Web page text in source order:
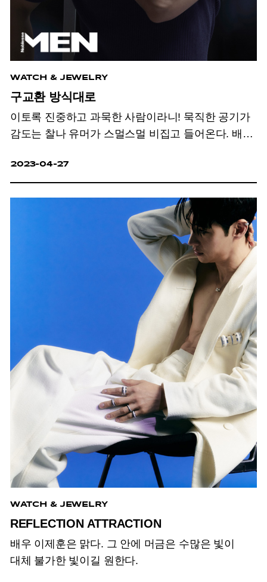
WATCH & JEWELRY
구교환 방식대로
이토록 진중하고 과묵한 사람이라니! 묵직한 공기가
감도는 찰나 유머가 스멀스멀 비집고 들어온다. 배우
밀당의 귀재이니.
2023-04-27
WATCH & JEWELRY
REFLECTION ATTRACTION
배우 이제훈은 맑다. 그 안에 머금은 수많은 빛이
대체 불가한 빛이길 원한다.